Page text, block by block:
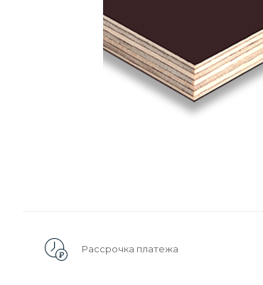
Рассрочка платежа